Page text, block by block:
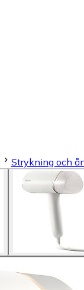
Strykning och